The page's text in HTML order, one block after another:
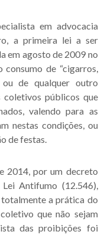
em advocacia
a primeira lei a ser
em agosto de 2009 no
consumo de “cigarros,
ou de qualquer outro
coletivos públicos que
valendo para as
nestas condições, ou
de festas.
2014, por um decreto
Antifumo (12.546),
a prática do
que não sejam
das proibições foi